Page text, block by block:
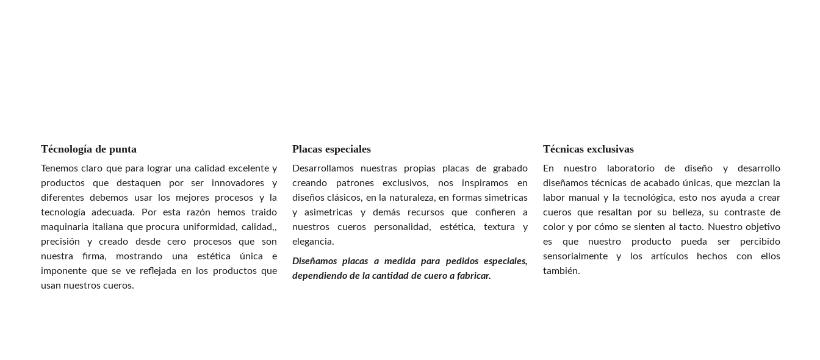
Técnología de punta
Tenemos claro que para lograr una calidad excelente y
productos que destaquen por ser innovadores y
diferentes debemos usar los mejores procesos y la
tecnología adecuada. Por esta razón hemos traido
maquinaria italiana que procura uniformidad, calidad,,
precisión y creado desde cero procesos que son
nuestra firma, mostrando una estética única e
imponente que se ve reflejada en los productos que
usan nuestros cueros.
Placas especiales
Desarrollamos nuestras propias placas de grabado
creando patrones exclusivos, nos inspiramos en
diseños clásicos, en la naturaleza, en formas simetricas
y asimetricas y demás recursos que confieren a
nuestros cueros personalidad, estética, textura y
elegancia.
Diseñamos placas a medida para pedidos especiales,
dependiendo de la cantidad de cuero a fabricar.
Técnicas exclusivas
En nuestro laboratorio de diseño y desarrollo
diseñamos técnicas de acabado únicas, que mezclan la
labor manual y la tecnológica, esto nos ayuda a crear
cueros que resaltan por su belleza, su contraste de
color y por cómo se sienten al tacto. Nuestro objetivo
es que nuestro producto pueda ser percibido
sensorialmente y los artículos hechos con ellos
también.